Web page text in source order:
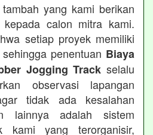
yang kami berikan
kepada calon mitra kami.
setiap proyek memiliki
penentuan Biaya
Jogging Track selalu
observasi lapangan
tidak ada kesalahan
lainnya adalah sistem
kami yang terorganisir,